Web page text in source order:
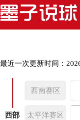
最近一次更新时间：
西部
西南赛区
太平洋赛区